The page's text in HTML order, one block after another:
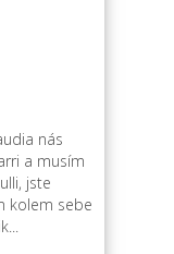
nás
a musím
jste
kolem sebe